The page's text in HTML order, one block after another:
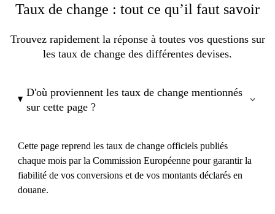
Taux de change : tout ce qu’il faut savoir
Trouvez rapidement la réponse à toutes vos questions sur
les taux de change des différentes devises.
D'où proviennent les taux de change mentionnés
sur cette page ?
Cette page reprend les taux de change officiels publiés
chaque mois par la Commission Européenne pour garantir la
fiabilité de vos conversions et de vos montants déclarés en
douane.